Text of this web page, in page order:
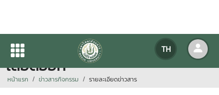
TH
โครงการรณรงค์ป้องกันโรคไข้
เลือดออก
หน้าแรก ข่าวสารกิจกรรม รายละเอียดข่าวสาร